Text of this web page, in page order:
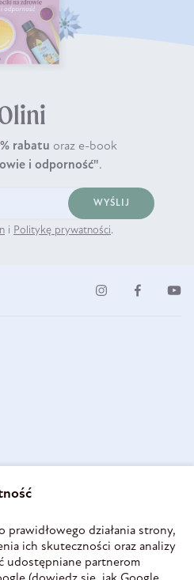
rabatu oraz e-book
i odporność".
WYŚLIJ
i Politykę prywatności.
działania strony,
ich skuteczności oraz analizy
udostępniane partnerom